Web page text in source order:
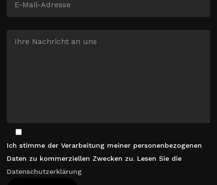
Ich stimme der Verarbeitung meiner personenbezogenen
Daten zu kommerziellen Zwecken zu. Lesen Sie die
Datenschutzerklärung